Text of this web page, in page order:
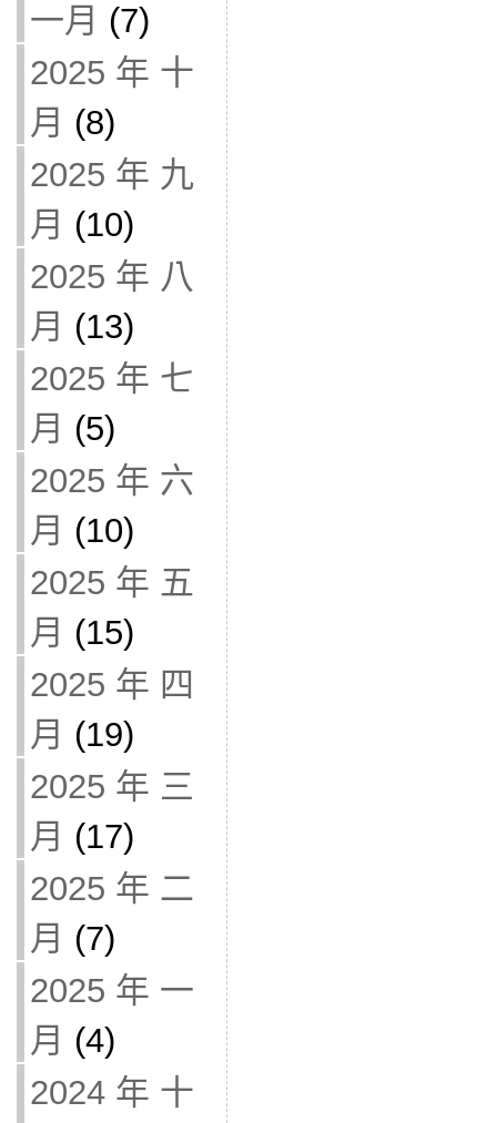
一月 (7)
2025 年 十
月 (8)
2025 年 九
月 (10)
2025 年 八
月 (13)
2025 年 七
月 (5)
2025 年 六
月 (10)
2025 年 五
月 (15)
2025 年 四
月 (19)
2025 年 三
月 (17)
2025 年 二
月 (7)
2025 年 一
月 (4)
2024 年 十